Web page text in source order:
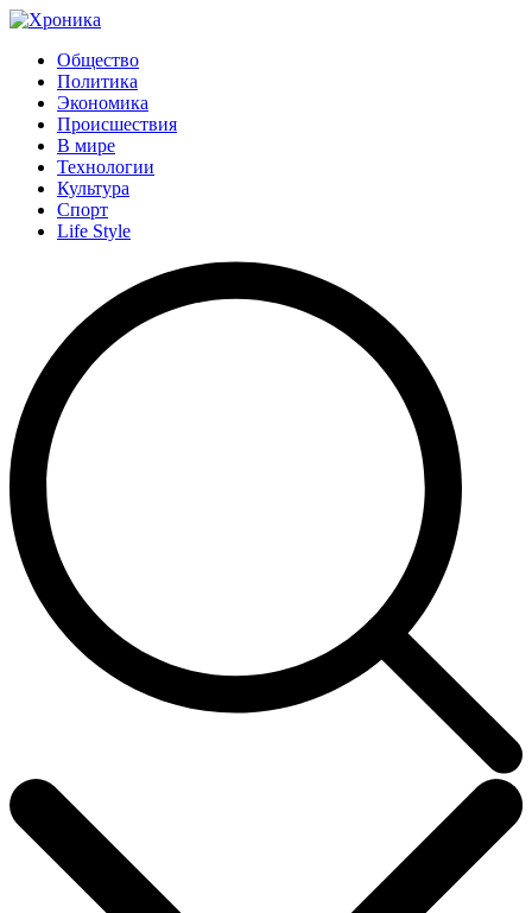
Общество
Политика
Экономика
Происшествия
В мире
Технологии
Культура
Спорт
Life Style